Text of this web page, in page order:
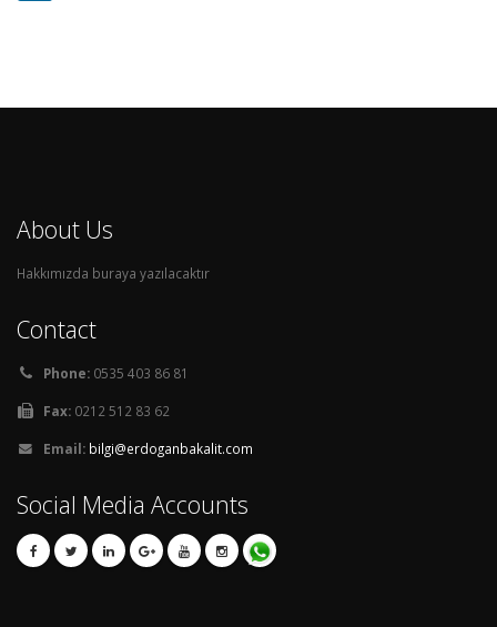
About Us
Hakkımızda buraya yazılacaktır
Contact
Phone: 0535 403 86 81
Fax: 0212 512 83 62
Email: bilgi@erdoganbakalit.com
Social Media Accounts